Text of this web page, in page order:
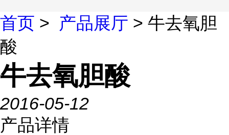
首页 > 产品展厅 > 牛去氧胆
酸
牛去氧胆酸
2016-05-12
产品详情